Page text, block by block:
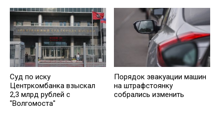
Суд по иску
Центркомбанка взыскал
2,3 млрд рублей с
"Волгомоста"
Порядок эвакуации машин
на штрафстоянку
собрались изменить